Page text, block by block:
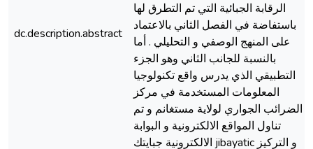
dc.description.abstract
الرقابة الجبائية التي تم التطرق لها
باستفاضة في الفصل الثاني بالاعتماد
على المنهج الوصفي و التحليلي . أما
بالنسبة للجانب الثاني وهو الجزء
التطبيقي الذي يدرس واقع تكنولوجيا
المعلومات المستخدمة في مركز
الضرائب الجواري لولاية مستغانم و تم
تناول المواقع الالكترونية و البوابة
الالكترونية جبايتك jibayatic و التركيز